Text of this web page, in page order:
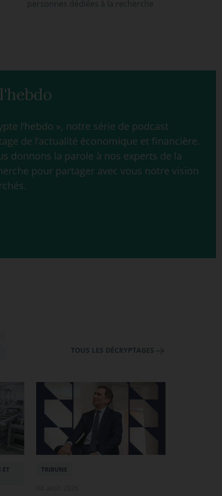
personnes dédiées à la recherche
l’hebdo », notre série de podcast
de l’actualité économique et financière.
donnons la parole à nos experts de la
pour partager avec vous notre vision
ET TRIBUNE
TOUS LES DÉCRYPTAGES